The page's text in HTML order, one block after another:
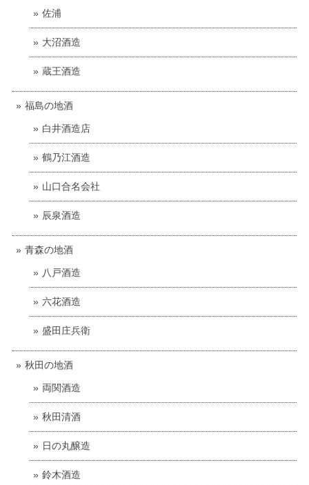
佐浦
大沼酒造
蔵王酒造
福島の地酒
白井酒造店
鶴乃江酒造
山口合名会社
辰泉酒造
青森の地酒
八戸酒造
六花酒造
盛田庄兵衛
秋田の地酒
両関酒造
秋田清酒
日の丸醸造
鈴木酒造